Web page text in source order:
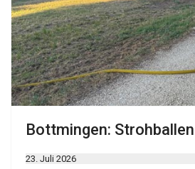
Bottmingen:
23. Juli 2026